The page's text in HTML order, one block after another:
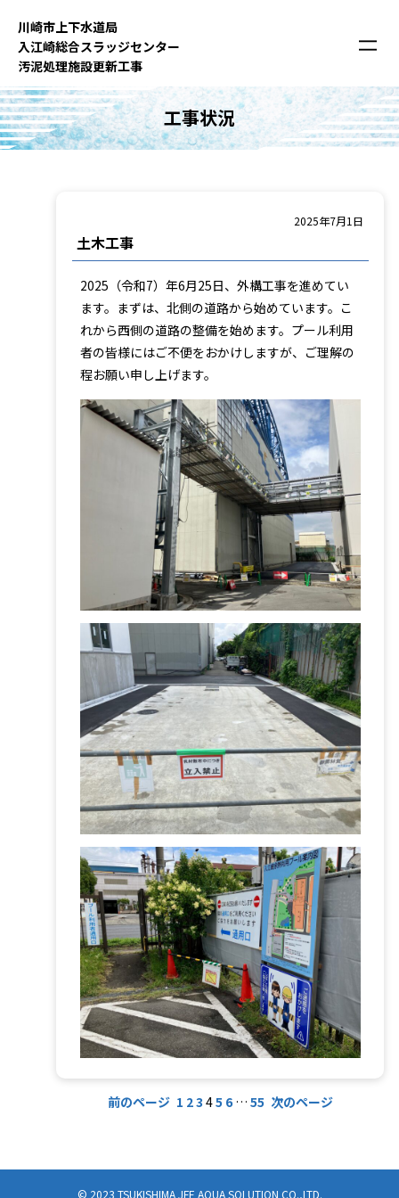
キ
ッ
プ
川崎市上下⽔道局
⼊江崎総合スラッジセンター
汚泥処理施設更新⼯事
工事状況
土木工事
2025年7月1日
2025（令和7）年6月25日、外構工事を進めてい
ます。まずは、北側の道路から始めています。こ
れから西側の道路の整備を始めます。プール利用
者の皆様にはご不便をおかけしますが、ご理解の
程お願い申し上げます。
前のページ 1 23 45 6 … 55 次のページ
© 2023 TSUKISHIMA JFE AQUA SOLUTION CO.,LTD.